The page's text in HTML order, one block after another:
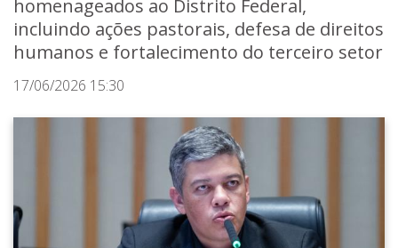
homenageados ao Distrito Federal,
incluindo ações pastorais, defesa de direitos
humanos e fortalecimento do terceiro setor
17/06/2026 15:30